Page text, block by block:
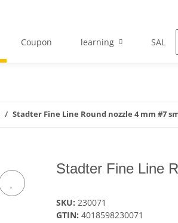
Coupon learning SALE
Stadter Fine Line Round nozzle 4 mm #7
Stadter Fine Line
SKU: 230071
GTIN: 4018598230071